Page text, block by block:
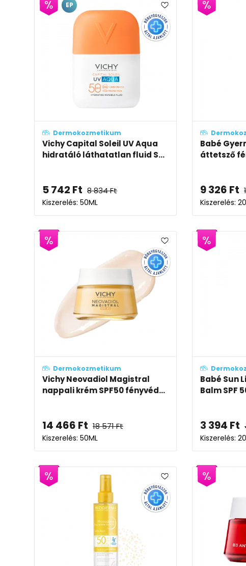
Dermokozmetikum
Vichy Capital Soleil UV Aqua
hidratáló láthatatlan fluid S...
5 742 Ft 8 834Ft
Kiszerelés: 50ML
EP
Babé
áttetsző
9 326 Ft
Kiszerelés:
Dermokozmetikum
Vichy Neovadiol Magistral
nappali krém SPF50 fényvéd...
14 466 Ft 18 571Ft
Kiszerelés: 50ML
Babé Sun
Balm SPF
3 394 Ft
Kiszerelés: